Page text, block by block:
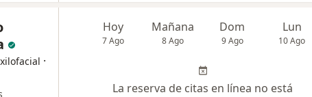
·
Hoy
7 Ago
Mañana
8 Ago
Dom
9 Ago
Lun
10 Ago
La reserva de citas en línea no está